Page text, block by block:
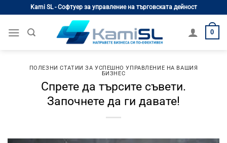
content
Kami SL - Софтуер за управление на търговската дейност
0
ПОЛЕЗНИ СТАТИИ ЗА УСПЕШНО УПРАВЛЕНИЕ НА ВАШИЯ
БИЗНЕС
Спрете да търсите съвети.
Започнете да ги давате!